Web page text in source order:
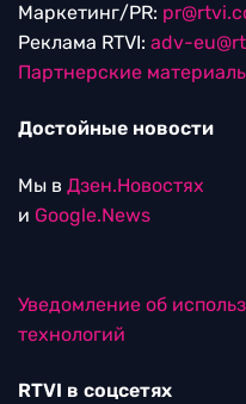
Маркетинг/PR:
Реклама RTVI: adv-
Партнерские
Достойные новости
Мы в Дзен.Новостях
и Google.News
Уведомление об
технологий
RTVI в соцсетях